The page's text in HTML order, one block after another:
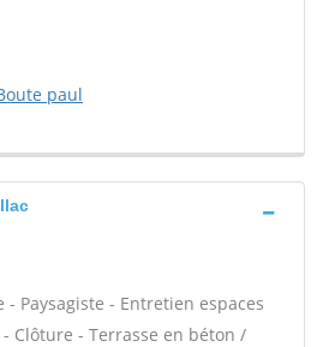
paul
- Paysagiste - Entretien espaces
Clôture - Terrasse en béton /